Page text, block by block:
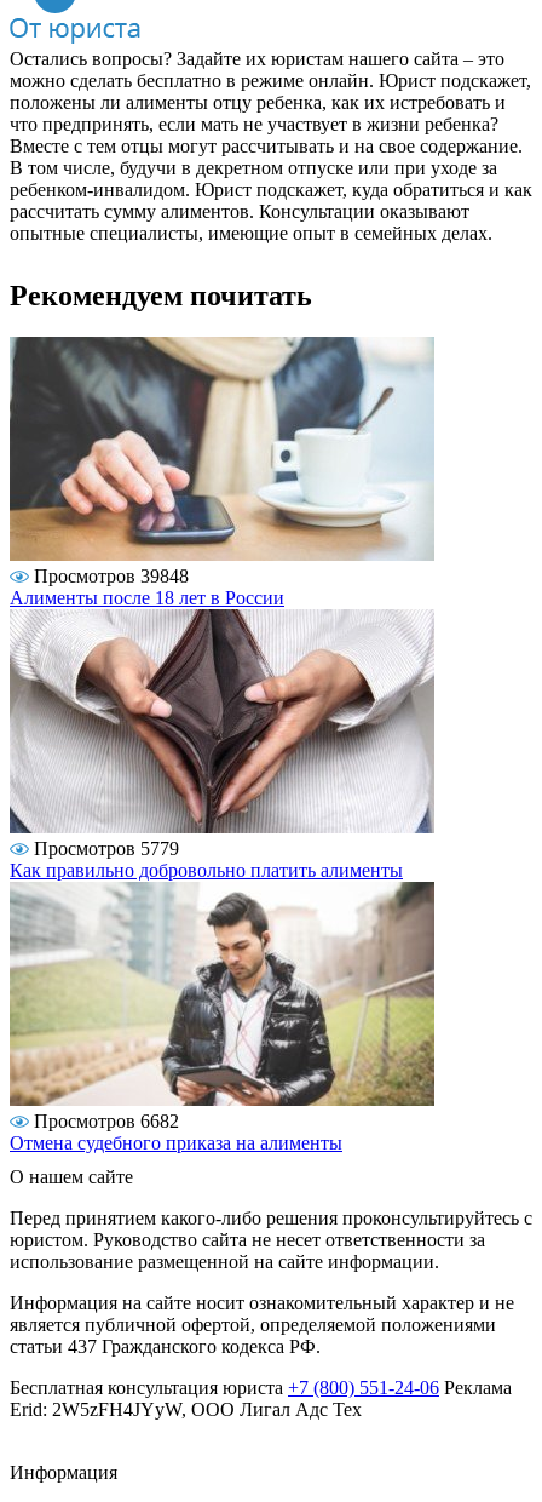
Остались вопросы? Задайте их юристам нашего сайта – это
можно сделать бесплатно в режиме онлайн. Юрист подскажет,
положены ли алименты отцу ребенка, как их истребовать и
что предпринять, если мать не участвует в жизни ребенка?
Вместе с тем отцы могут рассчитывать и на свое содержание.
В том числе, будучи в декретном отпуске или при уходе за
ребенком-инвалидом. Юрист подскажет, куда обратиться и как
рассчитать сумму алиментов. Консультации оказывают
опытные специалисты, имеющие опыт в семейных делах.
Рекомендуем почитать
Просмотров 39848
Алименты после 18 лет в России
Просмотров 5779
Как правильно добровольно платить алименты
Просмотров 6682
Отмена судебного приказа на алименты
О нашем сайте
Перед принятием какого-либо решения проконсультируйтесь с
юристом. Руководство сайта не несет ответственности за
использование размещенной на сайте информации.
Информация на сайте носит ознакомительный характер и не
является публичной офертой, определяемой положениями
статьи 437 Гражданского кодекса РФ.
Бесплатная консультация юриста +7 (800) 551-24-06 Реклама
Erid: 2W5zFH4JYyW, ООО Лигал Адс Тех
Информация